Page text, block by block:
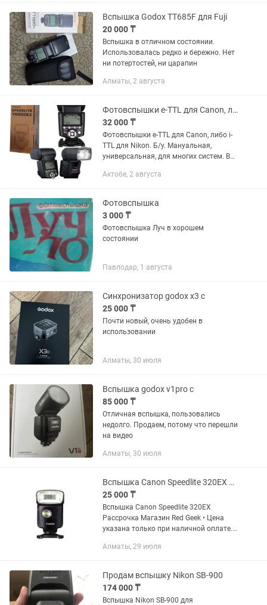
Вспышка Godox TT685F для Fuji
20 000 ₸
Вспышка в отличном состоянии.
Использовалась редко и бережно. Нет
ни потертостей, ни царапин
Алматы, 2 августа
Фотовспышки e-TTL для Canon, либо i-TTL для Nikon. Б/у
32 000 ₸
Фотовспышки e-TTL для Canon, либо i-
TTL для Nikon. Б/у. Мануальная,
универсальная, для многих систем. В
оригинал Nikon. Цены разные.
Актобе, 2 августа
Фотовспышка
3 000 ₸
Фотовспышка Луч в хорошем
состоянии
Павлодар, 1 августа
Синхронизатор godox x3 c
25 000 ₸
Почти новый, очень удобен в
использовании
Алматы, 30 июля
Вспышка godox v1pro c
85 000 ₸
Отличная вспышка, пользовались
недолго. Продаем, потому что перешли
на видео
Алматы, 30 июля
Вспышка Canon Speedlite 320EX Рассрочка Магазин Red Geek
25 000 ₸
Вспышка Canon Speedlite 320EX
Рассрочка Магазин Red Geek • Цена
указана только при наличной оплате.
которая на витрине • Рассрочка 0-0-12
Алматы, 29 июля
Продам вспышку Nikon SB-900
174 000 ₸
Вспышка Nikon SB-900 для